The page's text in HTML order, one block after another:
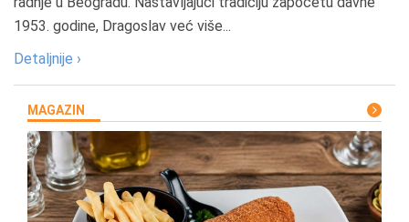
1953. godine, Dragoslav već više...
Detaljnije ›
MAGAZIN